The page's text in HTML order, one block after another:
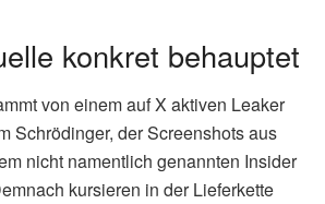
konkret behauptet
von einem auf X aktiven Leaker
Schrödinger, der Screenshots aus
nicht namentlich genannten Insider
kursieren in der Lieferkette